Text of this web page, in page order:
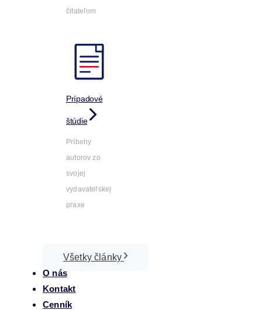
čitateľom
Prípadové
štúdie
Príbehy
autorov zo
svojej
vydavateľskej
praxe
Všetky články
O nás
Kontakt
Cenník